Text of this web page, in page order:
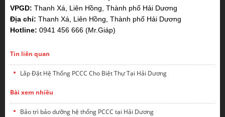
VPGD: Thanh Xá, Liên Hồng, Thành phố Hải Dương
Địa chỉ: Thanh Xá, Liên Hồng, Thành phố Hải Dương
Hotline: 0941 456 666 (Mr.Giáp)
Tin liên quan
Lắp Đặt Hệ Thống PCCC Cho Biệt Thự Tại Hải Dương
Bài xem nhiều
Bảo trì bảo dưỡng hệ thống PCCC tại Hải Dương